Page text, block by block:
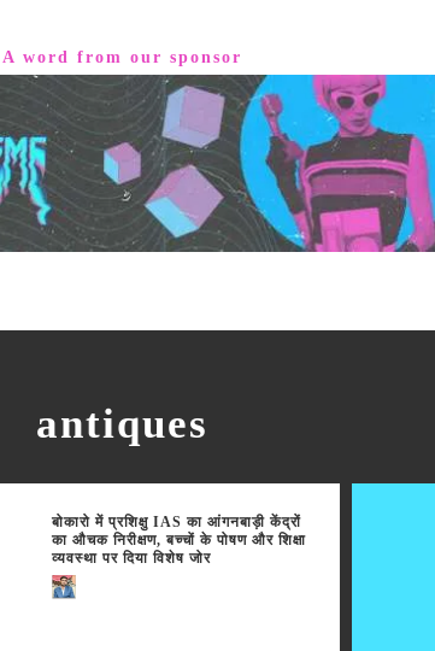
A word from our sponsor
antiques
बोकारो में प्रशिक्षु IAS का आंगनबाड़ी केंद्रों
का औचक निरीक्षण, बच्चों के पोषण और शिक्षा
व्यवस्था पर दिया विशेष जोर